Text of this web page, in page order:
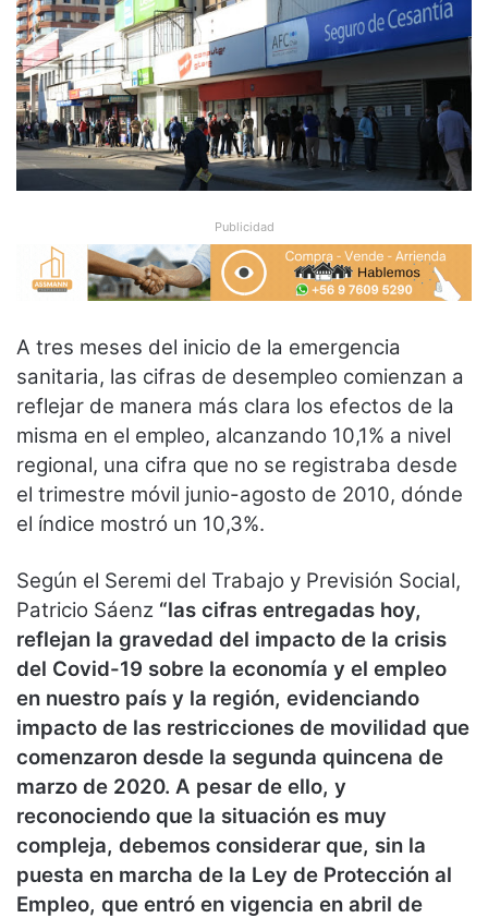
Publicidad
A tres meses del inicio de la emergencia
sanitaria, las cifras de desempleo comienzan a
reflejar de manera más clara los efectos de la
misma en el empleo, alcanzando 10,1% a nivel
regional, una cifra que no se registraba desde
el trimestre móvil junio-agosto de 2010, dónde
el índice mostró un 10,3%.
Según el Seremi del Trabajo y Previsión Social,
Patricio Sáenz “las cifras entregadas hoy,
reflejan la gravedad del impacto de la crisis
del Covid-19 sobre la economía y el empleo
en nuestro país y la región, evidenciando
impacto de las restricciones de movilidad que
comenzaron desde la segunda quincena de
marzo de 2020. A pesar de ello, y
reconociendo que la situación es muy
compleja, debemos considerar que, sin la
puesta en marcha de la Ley de Protección al
Empleo, que entró en vigencia en abril de